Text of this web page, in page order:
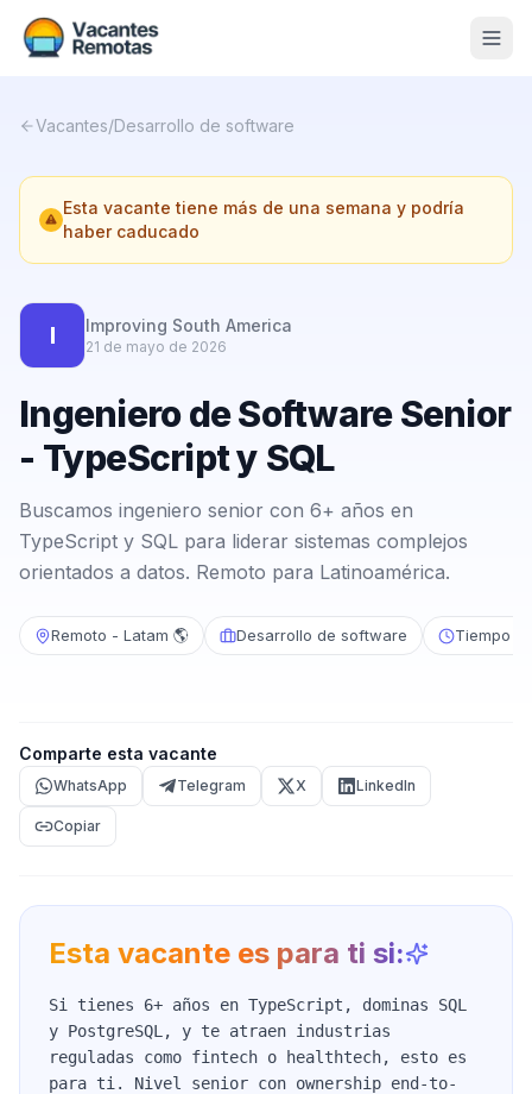
Nosotros
Contacto
Calculadora Freelance Gratis
Vacantes/Desarrollo de software
Esta vacante tiene más de una semana y podría
haber caducado
I Improving South America
21 de mayo de 2026
Ingeniero de Software Senior
- TypeScript y SQL
Buscamos ingeniero senior con 6+ años en
TypeScript y SQL para liderar sistemas complejos
orientados a datos. Remoto para Latinoamérica.
Remoto - Latam 🌎 Desarrollo de software Tiempo
Comparte esta vacante
WhatsApp Telegram X LinkedIn
Copiar
Esta vacante es para ti si:
Si tienes 6+ años en TypeScript, dominas SQL
y PostgreSQL, y te atraen industrias
reguladas como fintech o healthtech, esto es
para ti. Nivel senior con ownership end-to-